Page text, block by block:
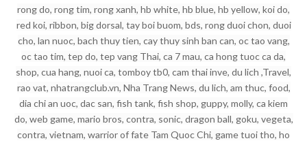
rong do, rong tim, rong xanh, hb white, hb blue, hb yellow, koi do,
red koi, ribbon, big dorsal, tay boi buom, bds, rong duoi chon, duoi
cho, lan nuoc, bach thuy tien, cay thuy sinh ban can, oc tao vang,
oc tao tim, tep do, tep vang Thai, ca 7 mau, ca hong tuoc ca da,
shop, cua hang, nuoi ca, tomboy tb0, cam thai inve, du lich ,Travel,
rao vat, nhatrangclub.vn, Nha Trang News, du lich, am thuc, food,
dia chi an uoc, dac san, fish tank, fish shop, guppy, molly, ca kiem
do, web game, mario bros, contra, sonic, dragon ball, goku, vegeta,
contra, vietnam, warrior of fate Tam Quoc Chi, game tuoi tho, ho